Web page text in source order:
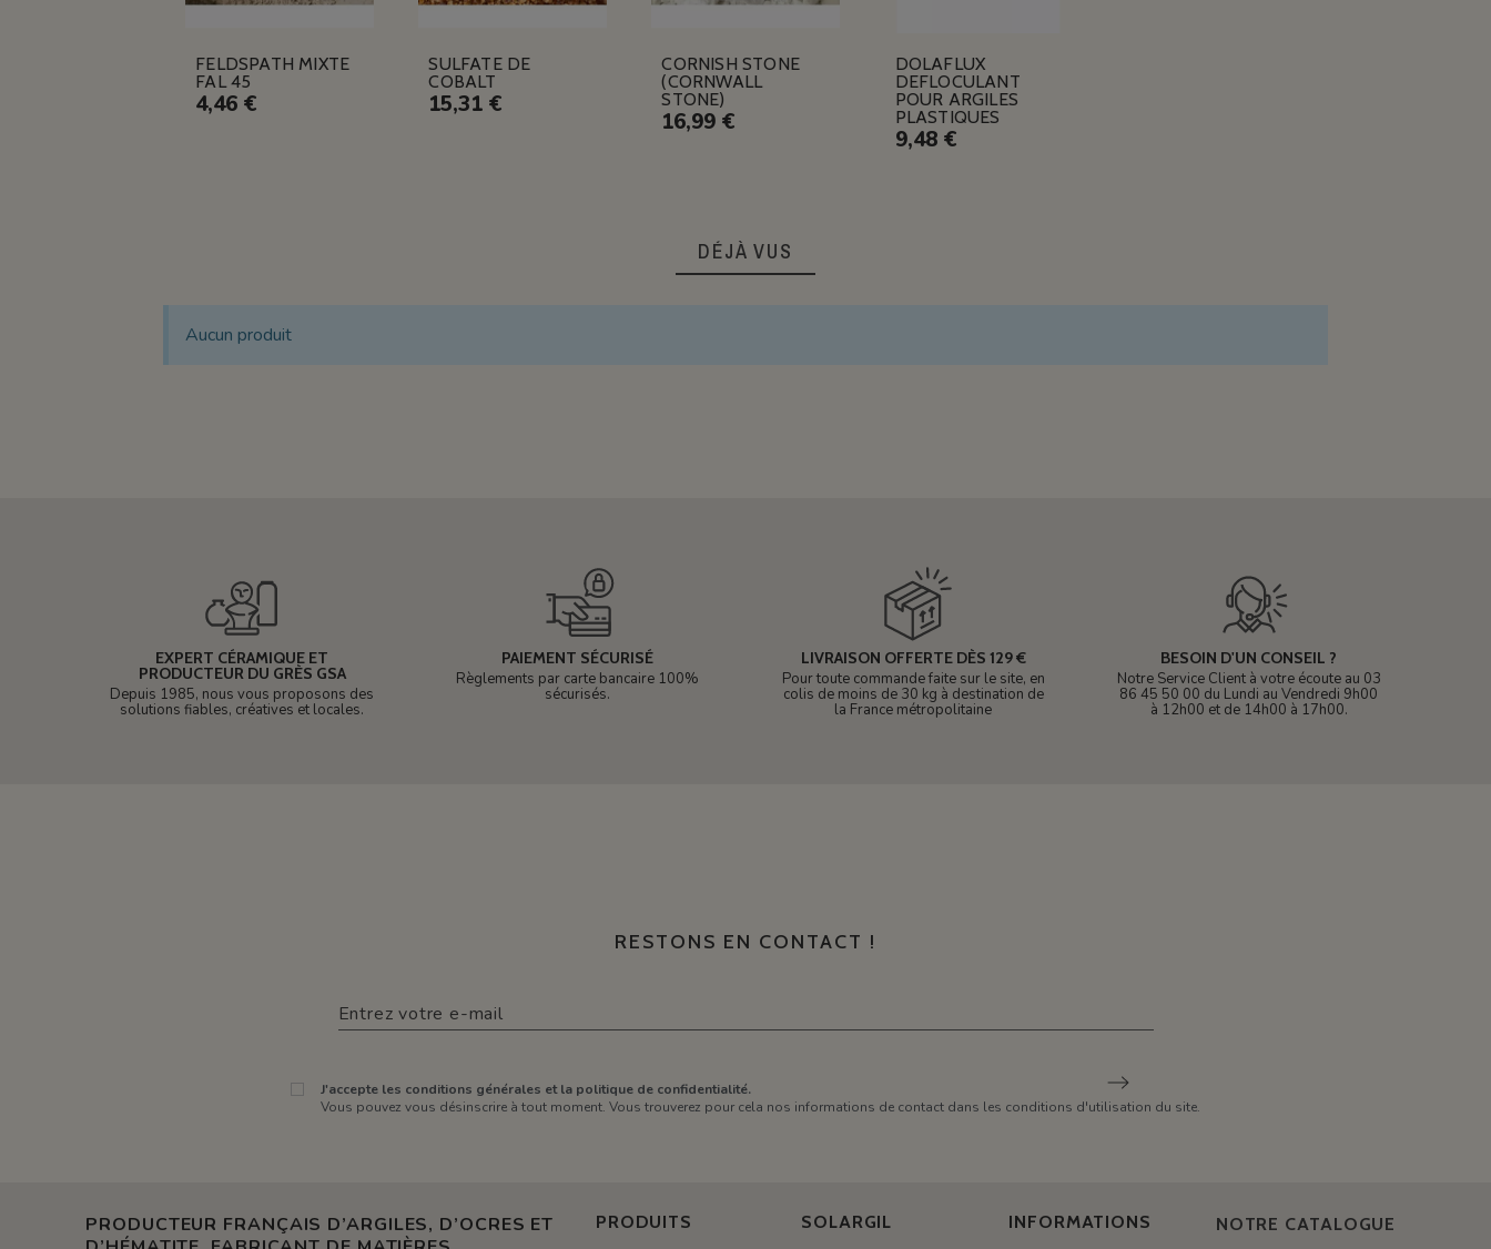
FELDSPATH MIXTE
FAL 45
4,46 €
SULFATE DE
COBALT
15,31 €
CORNISH STONE
(CORNWALL
STONE)
16,99 €
DOLAFLUX
DEFLOCULANT
POUR ARGILES
PLASTIQUES
9,48 €
DÉJÀ VUS
Aucun produit
EXPERT CÉRAMIQUE ET
PRODUCTEUR DU GRÈS GSA
Depuis 1985, nous vous proposons des
solutions fiables, créatives et locales.
PAIEMENT SÉCURISÉ
Règlements par carte bancaire 100%
sécurisés.
LIVRAISON OFFERTE DÈS 129 €
Pour toute commande faite sur le site, en
colis de moins de 30 kg à destination de
la France métropolitaine
BESOIN D'UN CONSEIL ?
Notre Service Client à votre écoute au 03
86 45 50 00 du Lundi au Vendredi 9h00
à 12h00 et de 14h00 à 17h00.
RESTONS EN CONTACT !
J'accepte les conditions générales et la politique de confidentialité.
Vous pouvez vous désinscrire à tout moment. Vous trouverez pour cela nos informations de contact dans les conditions d'utilisation du site.
PRODUCTEUR FRANÇAIS D’ARGILES, D’OCRES ET
PRODUITS SOLARGIL INFORMATIONS NOTRE CATALOGUE